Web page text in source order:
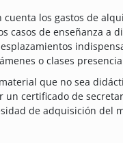
cuenta los gastos de
casos de enseñanza a
o clases
que no sea
un certificado de
de adquisición del